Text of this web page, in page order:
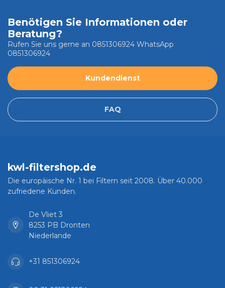
Benötigen Sie Informationen oder
Beratung?
Rufen Sie uns gerne an 0851306924 WhatsApp
0851306924
Kundendienst
FAQ
kwl-filtershop.de
Die europäische Nr. 1 bei Filtern seit 2008. Über 40.000
zufriedene Kunden.
De Vliet 3
8253 PB Dronten
Niederlande
+31 851306924